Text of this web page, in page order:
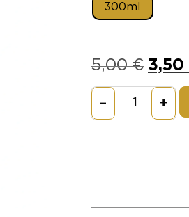
300ml
5,00€ 3,50
– +